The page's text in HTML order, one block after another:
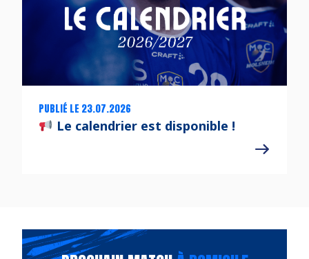
PUBLIÉ LE 23.07.2026
Le calendrier est disponible !